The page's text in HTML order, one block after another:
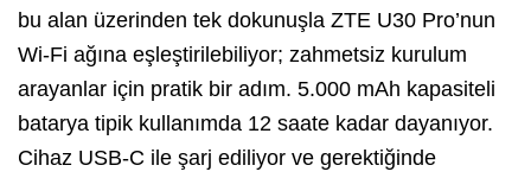
bu alan üzerinden tek dokunuşla ZTE U30 Pro’nun
Wi-Fi ağına eşleştirilebiliyor; zahmetsiz kurulum
arayanlar için pratik bir adım. 5.000 mAh kapasiteli
batarya tipik kullanımda 12 saate kadar dayanıyor.
Cihaz USB-C ile şarj ediliyor ve gerektiğinde